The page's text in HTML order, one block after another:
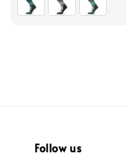
Follow us